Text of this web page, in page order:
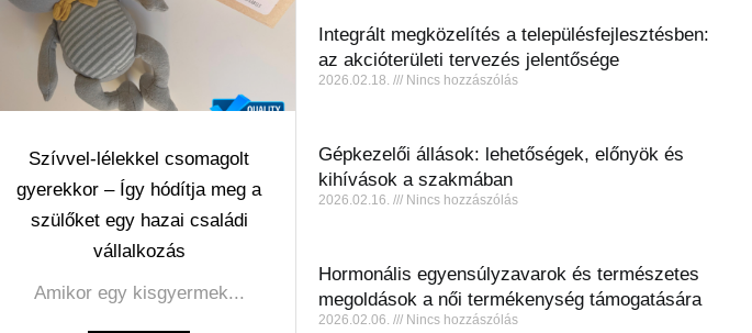
Szívvel-lélekkel csomagolt
gyerekkor – Így hódítja meg a
szülőket egy hazai családi
vállalkozás
Amikor egy kisgyermek...
Integrált megközelítés a településfejlesztésben:
az akcióterületi tervezés jelentősége
2026.02.18. Nincs hozzászólás
Gépkezelői állások: lehetőségek, előnyök és
kihívások a szakmában
2026.02.16. Nincs hozzászólás
Hormonális egyensúlyzavarok és természetes
megoldások a női termékenység támogatására
2026.02.06. Nincs hozzászólás